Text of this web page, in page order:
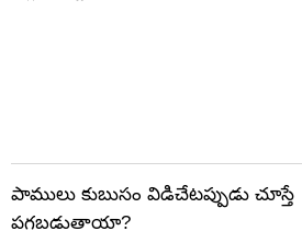
పాములు కుబుసం విడిచేటప్పుడు చూస్తే
పగబడుతాయా?